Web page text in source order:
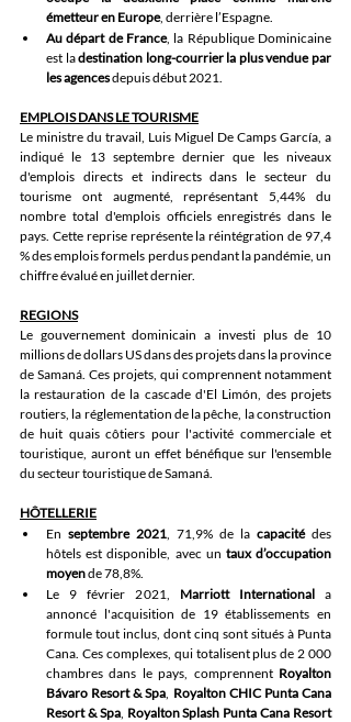
émetteur en Europe, derrière l’Espagne.
Au départ de France, la République Dominicaine
est la destination long-courrier la plus vendue par
les agences depuis début 2021.
EMPLOIS DANS LE TOURISME
Le ministre du travail, Luis Miguel De Camps García, a
indiqué le 13 septembre dernier que les niveaux
d'emplois directs et indirects dans le secteur du
tourisme ont augmenté, représentant 5,44% du
nombre total d'emplois officiels enregistrés dans le
pays. Cette reprise représente la réintégration de 97,4
% des emplois formels perdus pendant la pandémie, un
chiffre évalué en juillet dernier.
REGIONS
Le gouvernement dominicain a investi plus de 10
millions de dollars US dans des projets dans la province
de Samaná. Ces projets, qui comprennent notamment
la restauration de la cascade d'El Limón, des projets
routiers, la réglementation de la pêche, la construction
de huit quais côtiers pour l'activité commerciale et
touristique, auront un effet bénéfique sur l'ensemble
du secteur touristique de Samaná.
HÔTELLERIE
En septembre 2021 , 71,9% de la capacité des
hôtels est disponible, avec un taux d’occupation
moyen de 78,8%.
Le 9 février 2021, Marriott International a
annoncé l'acquisition de 19 établissements en
formule tout inclus, dont cinq sont situés à Punta
Cana. Ces complexes, qui totalisent plus de 2 000
chambres dans le pays, comprennent Royalton
Bávaro Resort & Spa Royalton CHIC Punta Cana
Resort & Spa, Royalton Splash Punta Cana Resort